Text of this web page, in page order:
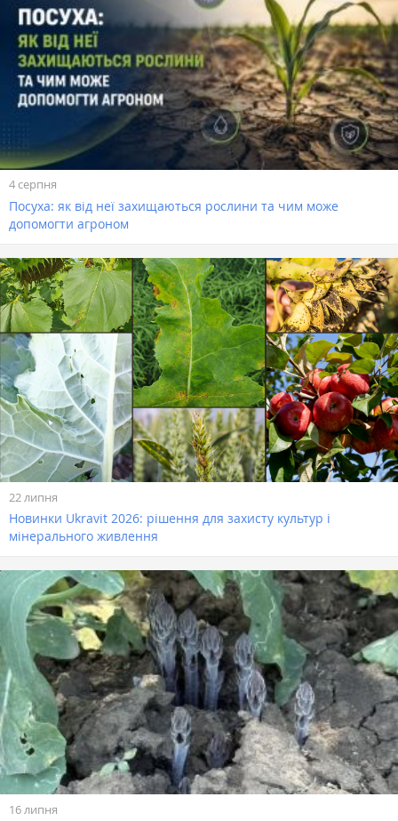
4 серпня
Посуха: як від неї захищаються рослини та чим може
допомогти агроном
22 липня
Новинки Ukravit 2026: рішення для захисту культур і
мінерального живлення
16 липня